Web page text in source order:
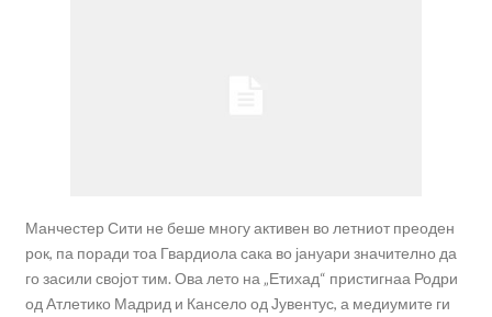
Манчестер Сити не беше многу активен во летниот преоден
рок, па поради тоа Гвардиола сака во јануари значително да
го засили својот тим. Ова лето на „Етихад“ пристигнаа Родри
од Атлетико Мадрид и Кансело од Јувентус, а медиумите ги